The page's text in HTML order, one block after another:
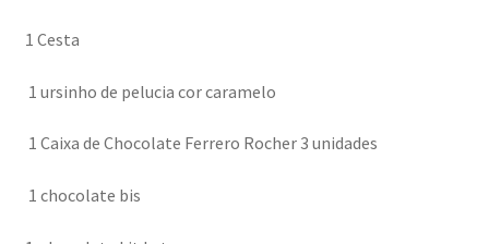
1 Cesta
1 ursinho de pelucia cor caramelo
1 Caixa de Chocolate Ferrero Rocher 3 unidades
1 chocolate bis